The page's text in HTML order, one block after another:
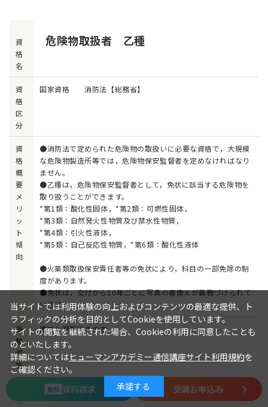
資
格
名
危険物取扱者 乙種
資
格
区
分
国家資格 消防法【総務省】
資
格
概
要
メ
リ
ッ
ト
傾
向
●消防法で定められた危険物の取扱いに必要な資格で，大規模
な危険物製造所等では，危険物保安監督者を定めなければなり
ません。
●乙種は，危険物保安監督者として，免状に該当する危険物を
取り扱うことができます。
*第1類：酸化性固体，*第2類：可燃性固体，
*第3類：自然発火性物質及び禁水性物質，
*第4類：引火性液体，
*第5類：自己反応性物質，*第6類：酸化性液体
●火薬類取扱保安責任者等の免状により，科目の一部免除の制
度があります。
●免状は，交付から10年ごとに写真の書換えが義務づけられて
います。
受
験
資
格
誰でも受験できます。
験
各都道府県により異なる
無料 資料請求 受講お申込み
当サイトでは利用体験の向上およびコンテンツの最適な提供、ト
ラフィックの分析を目的としてCookieを使用しています。
サイトの閲覧を継続された場合、Cookieの利用に同意したことも
のといたします。
詳細についてはヒューマンアカデミー通信講座サイト利用規約を
ご確認ください。
承諾する